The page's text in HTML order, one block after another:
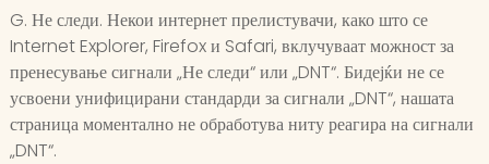
G. Не следи. Некои интернет прелистувачи, како што се
Internet Explorer, Firefox и Safari, вклучуваат можност за
пренесување сигнали „Не следи“ или „DNT“. Бидејќи не се
усвоени унифицирани стандарди за сигнали „DNT“, нашата
страница моментално не обработува ниту реагира на сигнали
„DNT“.